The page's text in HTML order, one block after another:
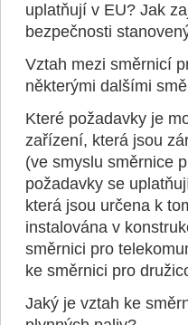
uplatňují v EU? Jak
bezpečnosti
Vztah mezi směrnicí
některými dalšími
Které požadavky je
zařízení, která jsou
(ve smyslu směrnice
požadavky se
která jsou určena k
instalována v
směrnici pro
ke směrnici pro
Jaký je vztah ke